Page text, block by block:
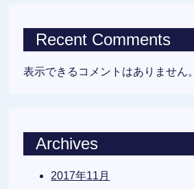
Recent Comments
表示できるコメントはありません。
Archives
2017年11月